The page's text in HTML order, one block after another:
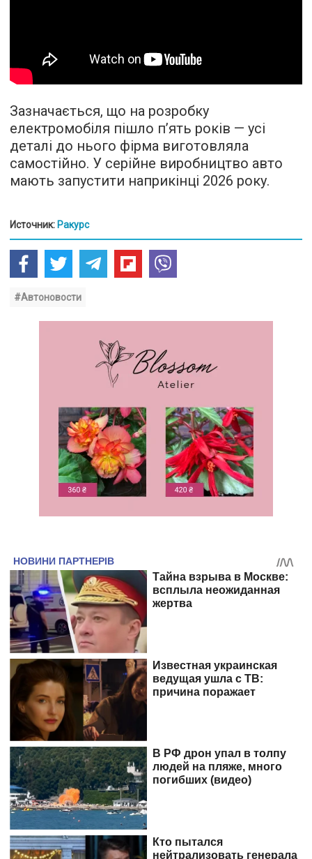
Зазначається, що на розробку
електромобіля пішло пʼять років — усі
деталі до нього фірма виготовляла
самостійно. У серійне виробництво авто
мають запустити наприкінці 2026 року.
Источник: Ракурс
#Автоновости